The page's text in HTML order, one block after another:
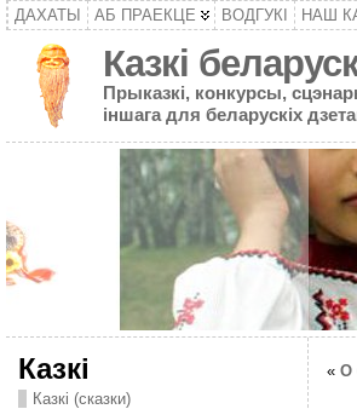
ДАХАТЫ АБ ПРАЕКЦЕ ВОДГУКІ НАШ
Казкі
Прыказкі, конкурсы,
іншага для беларускіх
Казкі
Казкі (сказки)
« О